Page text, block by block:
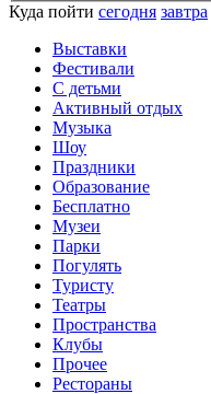
Куда пойти сегодня завтра
Выставки
Фестивали
С детьми
Активный отдых
Музыка
Шоу
Праздники
Образование
Бесплатно
Музеи
Парки
Погулять
Туристу
Театры
Пространства
Клубы
Прочее
Рестораны